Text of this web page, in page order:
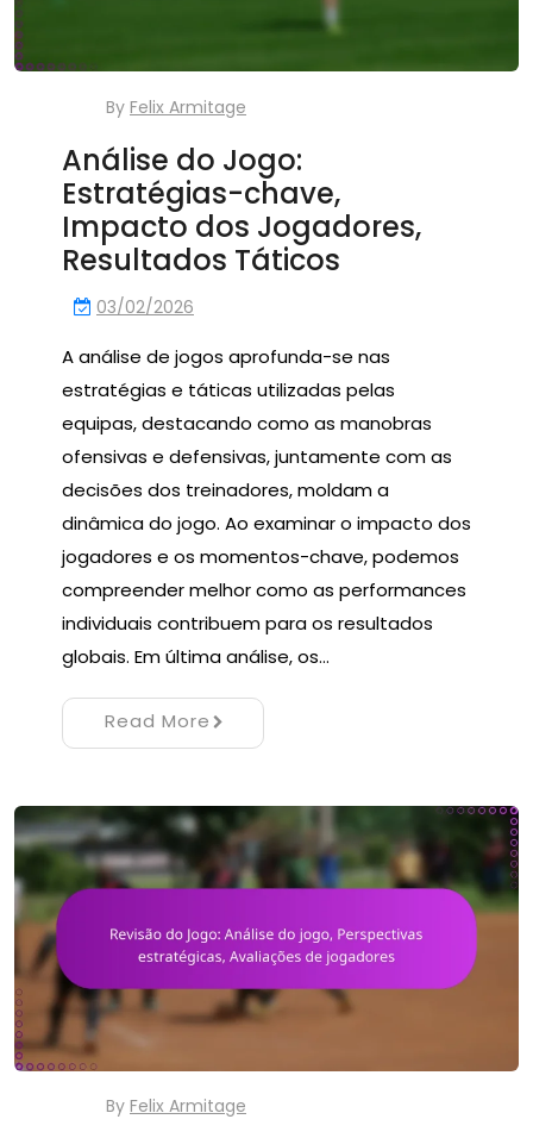
By Felix Armitage
Análise do Jogo:
Estratégias-chave,
Impacto dos Jogadores,
Resultados Táticos
03/02/2026
A análise de jogos aprofunda-se nas
estratégias e táticas utilizadas pelas
equipas, destacando como as manobras
ofensivas e defensivas, juntamente com as
decisões dos treinadores, moldam a
dinâmica do jogo. Ao examinar o impacto dos
jogadores e os momentos-chave, podemos
compreender melhor como as performances
individuais contribuem para os resultados
globais. Em última análise, os…
Read More
By Felix Armitage